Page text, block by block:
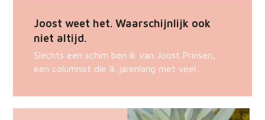
Joost weet het. Waarschijnlijk ook
niet altijd.
Slechts een schim ben ik van Joost Prinsen,
een columnist die ik jarenlang met veel…